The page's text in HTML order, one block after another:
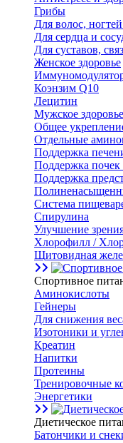
Грибы
Для волос,
Для сердца и
Для суставов,
Женское здоровье
Коэнзим Q10
Лецитин
Мужское здоровье
Общее
Отдельные
Поддержка
Поддержка почек
Поддержка
Система
Спирулина
Улучшение
Хлорофилл /
Щитовидная
Спортивное
Аминокислоты
Гейнеры
Для снижения
Изотоники и
Креатин
Напитки
Протеины
Тренировочные
Энергетики
Диетическое
Батончики и